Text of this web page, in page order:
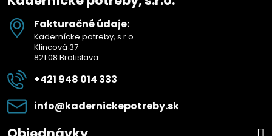
Fakturačné údaje:
Kadernícke potreby, s.r.o.
Klincová 37
821 08 Bratislava
+421 948 014 333
info​@kadernickepotreby​.sk